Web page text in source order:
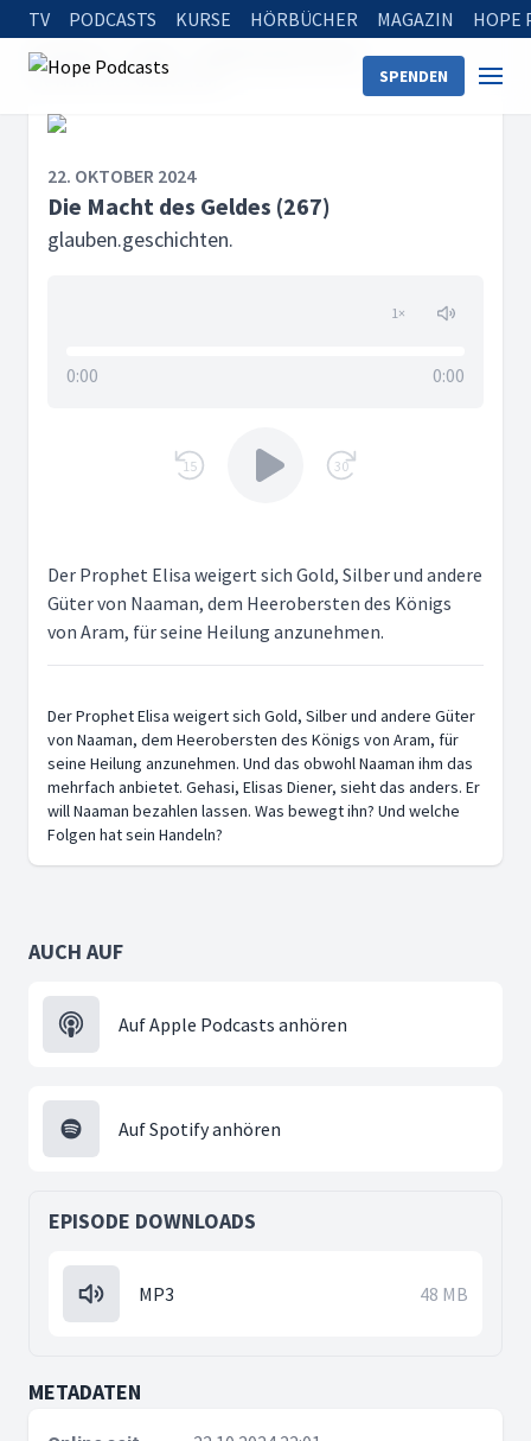
TV PODCASTS KURSE HÖRBÜCHER MAGAZIN HOPE
SPENDEN
Startseite
glauben.geschichten.
Die Macht des Geldes (267)
22. OKTOBER 2024
Die Macht des Geldes (267)
glauben.geschichten.
1×
0:00 0:00
15 30
Der Prophet Elisa weigert sich Gold, Silber und andere
Güter von Naaman, dem Heerobersten des Königs
von Aram, für seine Heilung anzunehmen.
Der Prophet Elisa weigert sich Gold, Silber und andere Güter
von Naaman, dem Heerobersten des Königs von Aram, für
seine Heilung anzunehmen. Und das obwohl Naaman ihm das
mehrfach anbietet. Gehasi, Elisas Diener, sieht das anders. Er
will Naaman bezahlen lassen. Was bewegt ihn? Und welche
Folgen hat sein Handeln?
AUCH AUF
Auf Apple Podcasts anhören
Auf Spotify anhören
EPISODE DOWNLOADS
MP3 48 MB
METADATEN